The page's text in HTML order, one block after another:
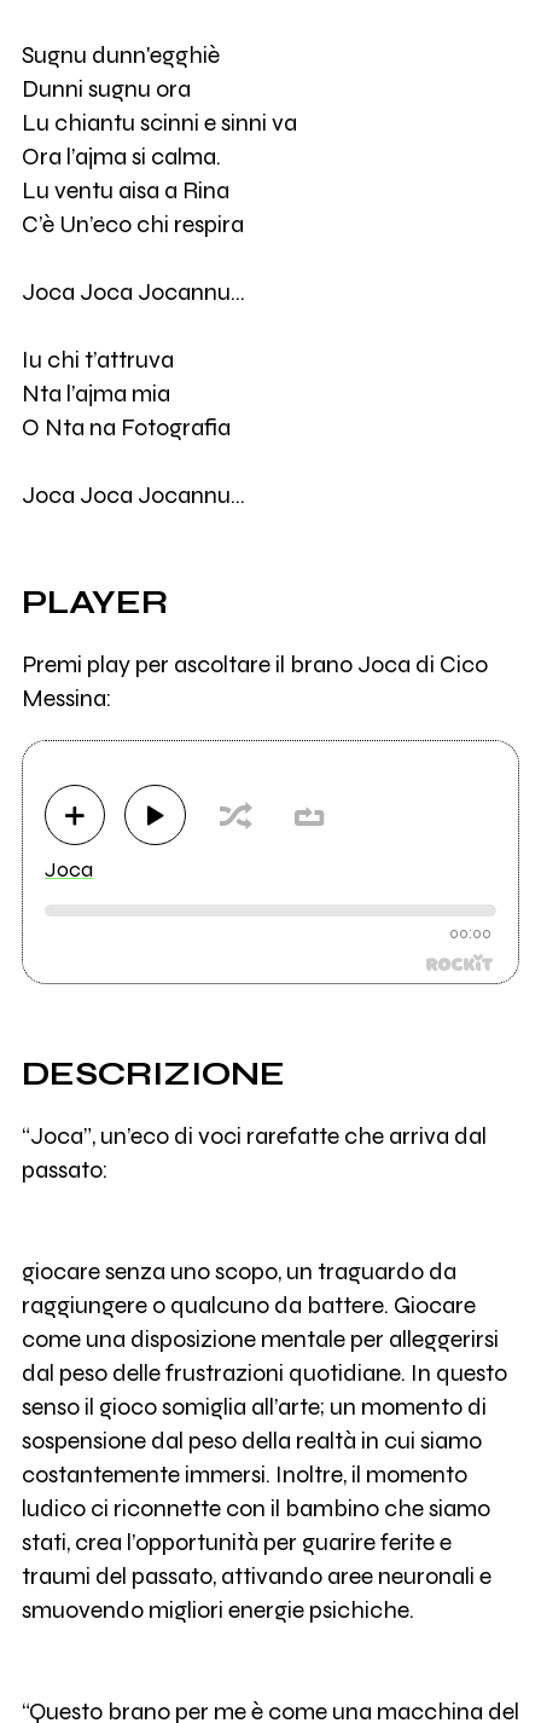
Sugnu dunn'egghiè
Dunni sugnu ora
Lu chiantu scinni e sinni va
Ora l’ajma si calma.
Lu ventu aisa a Rina
C’è Un’eco chi respira
Joca Joca Jocannu…
Iu chi t’attruva
Nta l’ajma mia
O Nta na Fotografia
Joca Joca Jocannu…
PLAYER
Premi play per ascoltare il brano Joca di Cico
Messina:
Joca
00:00
DESCRIZIONE
“Joca”, un’eco di voci rarefatte che arriva dal
passato:
giocare senza uno scopo, un traguardo da
raggiungere o qualcuno da battere. Giocare
come una disposizione mentale per alleggerirsi
dal peso delle frustrazioni quotidiane. In questo
senso il gioco somiglia all’arte; un momento di
sospensione dal peso della realtà in cui siamo
costantemente immersi. Inoltre, il momento
ludico ci riconnette con il bambino che siamo
stati, crea l’opportunità per guarire ferite e
traumi del passato, attivando aree neuronali e
smuovendo migliori energie psichiche.
“Questo brano per me è come una macchina del